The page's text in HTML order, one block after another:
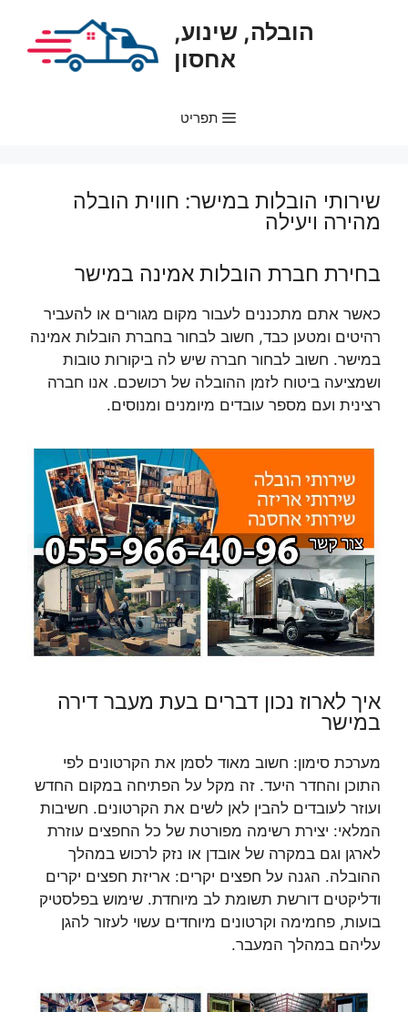
הובלה, שינוע,
אחסון
תפריט
שירותי הובלות במישר: חווית הובלה
מהירה ויעילה
בחירת חברת הובלות אמינה במישר
כאשר אתם מתכננים לעבור מקום מגורים או להעביר
רהיטים ומטען כבד, חשוב לבחור בחברת הובלות אמינה
במישר. חשוב לבחור חברה שיש לה ביקורות טובות
ושמציעה ביטוח לזמן ההובלה של רכושכם. אנו חברה
רצינית ועם מספר עובדים מיומנים ומנוסים.
איך לארוז נכון דברים בעת מעבר דירה
במישר
מערכת סימון: חשוב מאוד לסמן את הקרטונים לפי
התוכן והחדר היעד. זה מקל על הפתיחה במקום החדש
ועוזר לעובדים להבין לאן לשים את הקרטונים. חשיבות
המלאי: יצירת רשימה מפורטת של כל החפצים עוזרת
לארגן וגם במקרה של אובדן או נזק לרכוש במהלך
ההובלה. הגנה על חפצים יקרים: אריזת חפצים יקרים
ודליקטים דורשת תשומת לב מיוחדת. שימוש בפלסטיק
בועות, פחמימה וקרטונים מיוחדים עשוי לעזור להגן
עליהם במהלך המעבר.